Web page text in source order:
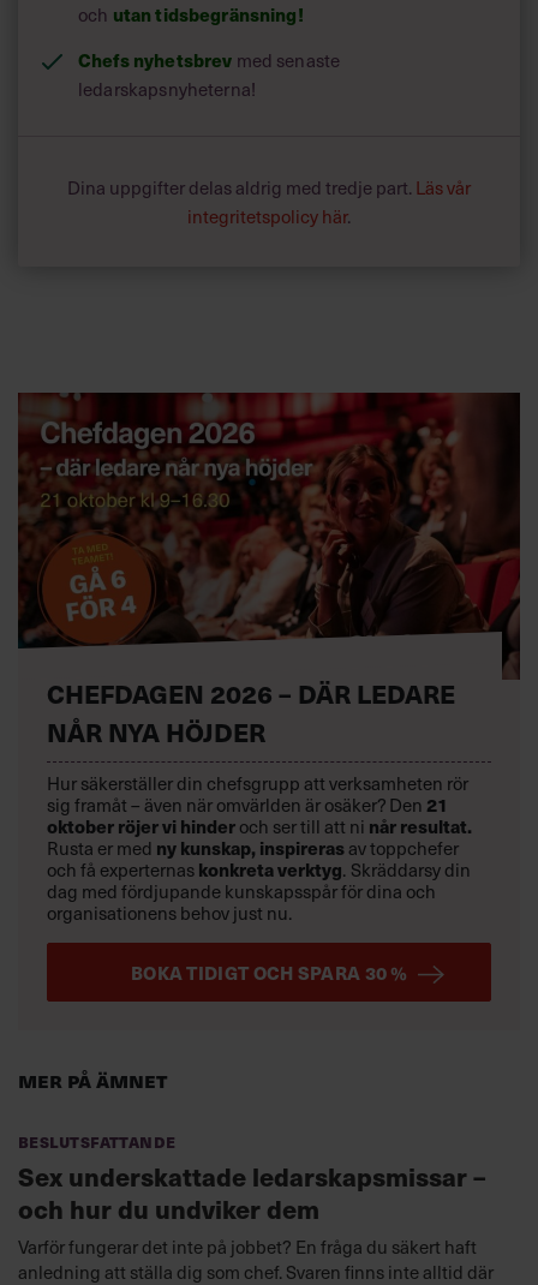
och utan tidsbegränsning!
Chefs nyhetsbrev med senaste
ledarskapsnyheterna!
Dina uppgifter delas aldrig med tredje part. Läs vår
integritetspolicy här.
Mer på ämnet
Beslutsfattande
Sex underskattade ledarskapsmissar –
och hur du undviker dem
Varför fungerar det inte på jobbet? En fråga du säkert haft
anledning att ställa dig som chef. Svaren finns inte alltid där
CHEFDAGEN 2026 – DÄR LEDARE
NÅR NYA HÖJDER
Hur säkerställer din chefsgrupp att verksamheten rör
sig framåt – även när omvärlden är osäker? Den 21
oktoberröjer vi hinder och ser till att ni når resultat.
Rusta er med ny kunskap, inspirerasav toppchefer
och få experternas konkreta verktyg. Skräddarsy din
dag med fördjupande kunskapsspår för dina och
organisationens behov just nu.
BOKA TIDIGT OCH SPARA 30 %